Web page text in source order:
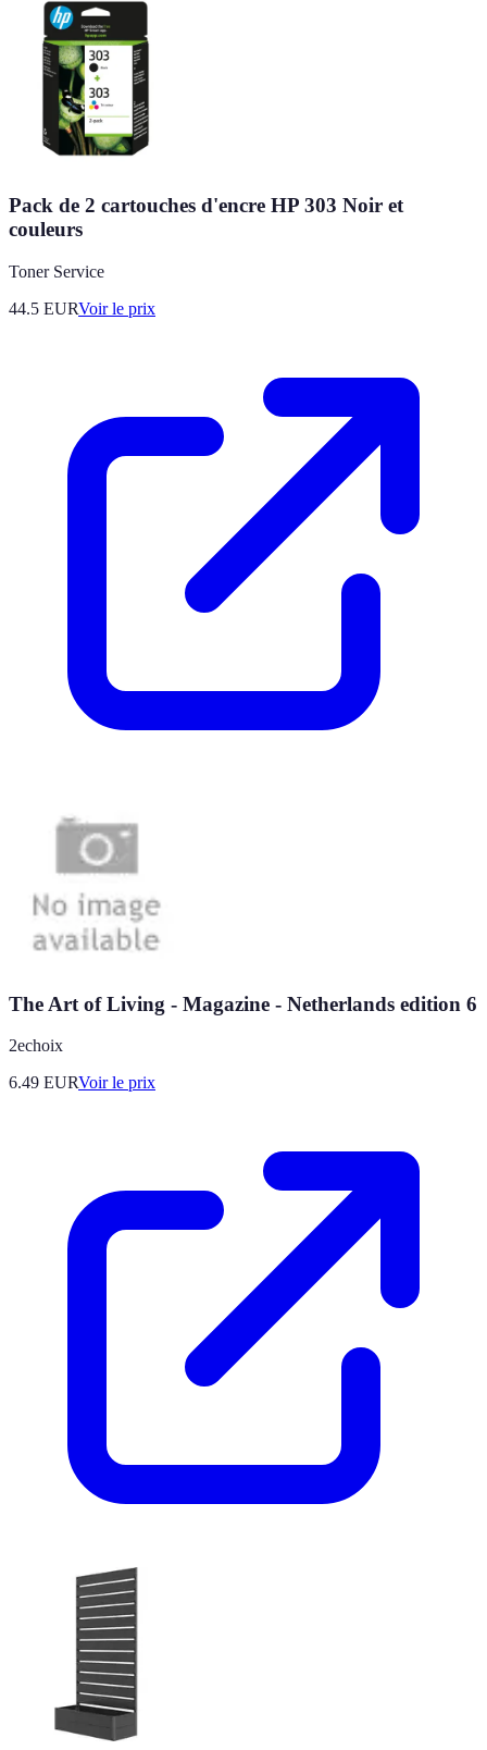
Pack de 2 cartouches d'encre HP 303 Noir et
couleurs
Toner Service
44.5 EURVoir le prix
The Art of Living - Magazine - Netherlands edition 6
2echoix
6.49 EURVoir le prix